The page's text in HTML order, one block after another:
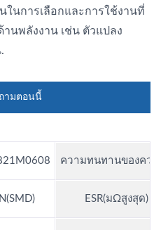
ในการเลือกและการใช้งานที่
านพลังงาน เช่น ตัวแปลง
ามตอนนี้
ความทนทานของควา
ESR(มΩสูงสุด)